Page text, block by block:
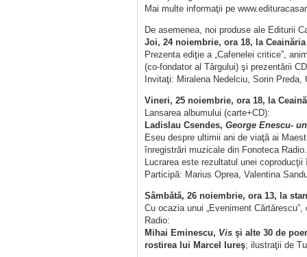
Mai multe informaţii pe
De asemenea, noi produse ale Editurii
Joi, 24 noiembrie, ora 18, la
Prezenta ediţie a „Cafenelei critice”,
(co-fondator al Târgului) şi prezentării
Invitaţi: Miralena Nedelciu, Sorin
Vineri, 25 noiembrie, ora 18, la
Lansarea albumului (carte+CD):
Ladislau Csendes, George Enescu-
Eseu despre ultimii ani de viaţă ai
înregistrări muzicale din Fonoteca Radio.
Lucrarea este rezultatul unei
Participă: Marius Oprea, Valentina
Sâmbătă, 26 noiembrie, ora 13, la
Cu ocazia unui „Eveniment
Radio:
Mihai Eminescu, Vis şi alte 30 de
rostirea lui Marcel Iureş; ilustraţii de